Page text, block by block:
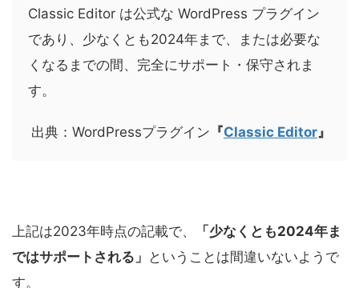
Classic Editor は公式な WordPress プラグイン
であり、少なくとも2024年まで、または必要な
くなるまでの間、完全にサポート・保守されま
す。
出典：WordPressプラグイン 『Classic Editor 』
上記は2023年時点の記載で、
「少なくとも2024年ま
ではサポートされる」 ということは間違いないようで
す。